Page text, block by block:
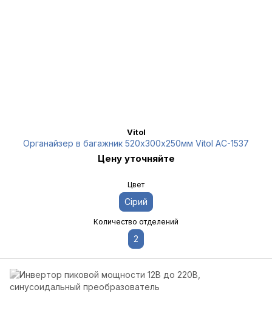
Vitol
Органайзер в багажник 520х300х250мм Vitol AC-1537
Цену уточняйте
Цвет
Сірий
Количество отделений
2